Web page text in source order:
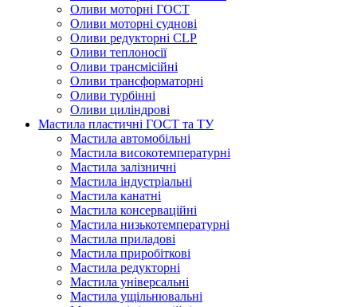
Оливи моторні ГОСТ
Оливи моторні суднові
Оливи редукторні CLP
Оливи теплоносії
Оливи трансмісійні
Оливи трансформаторні
Оливи турбінні
Оливи циліндрові
Мастила пластичні ГОСТ та ТУ
Мастила автомобільні
Мастила високотемпературні
Мастила залізничні
Мастила індустріальні
Мастила канатні
Мастила консерваційні
Мастила низькотемпературні
Мастила приладові
Мастила приробіткові
Мастила редукторні
Мастила універсальні
Мастила ущільнювальні